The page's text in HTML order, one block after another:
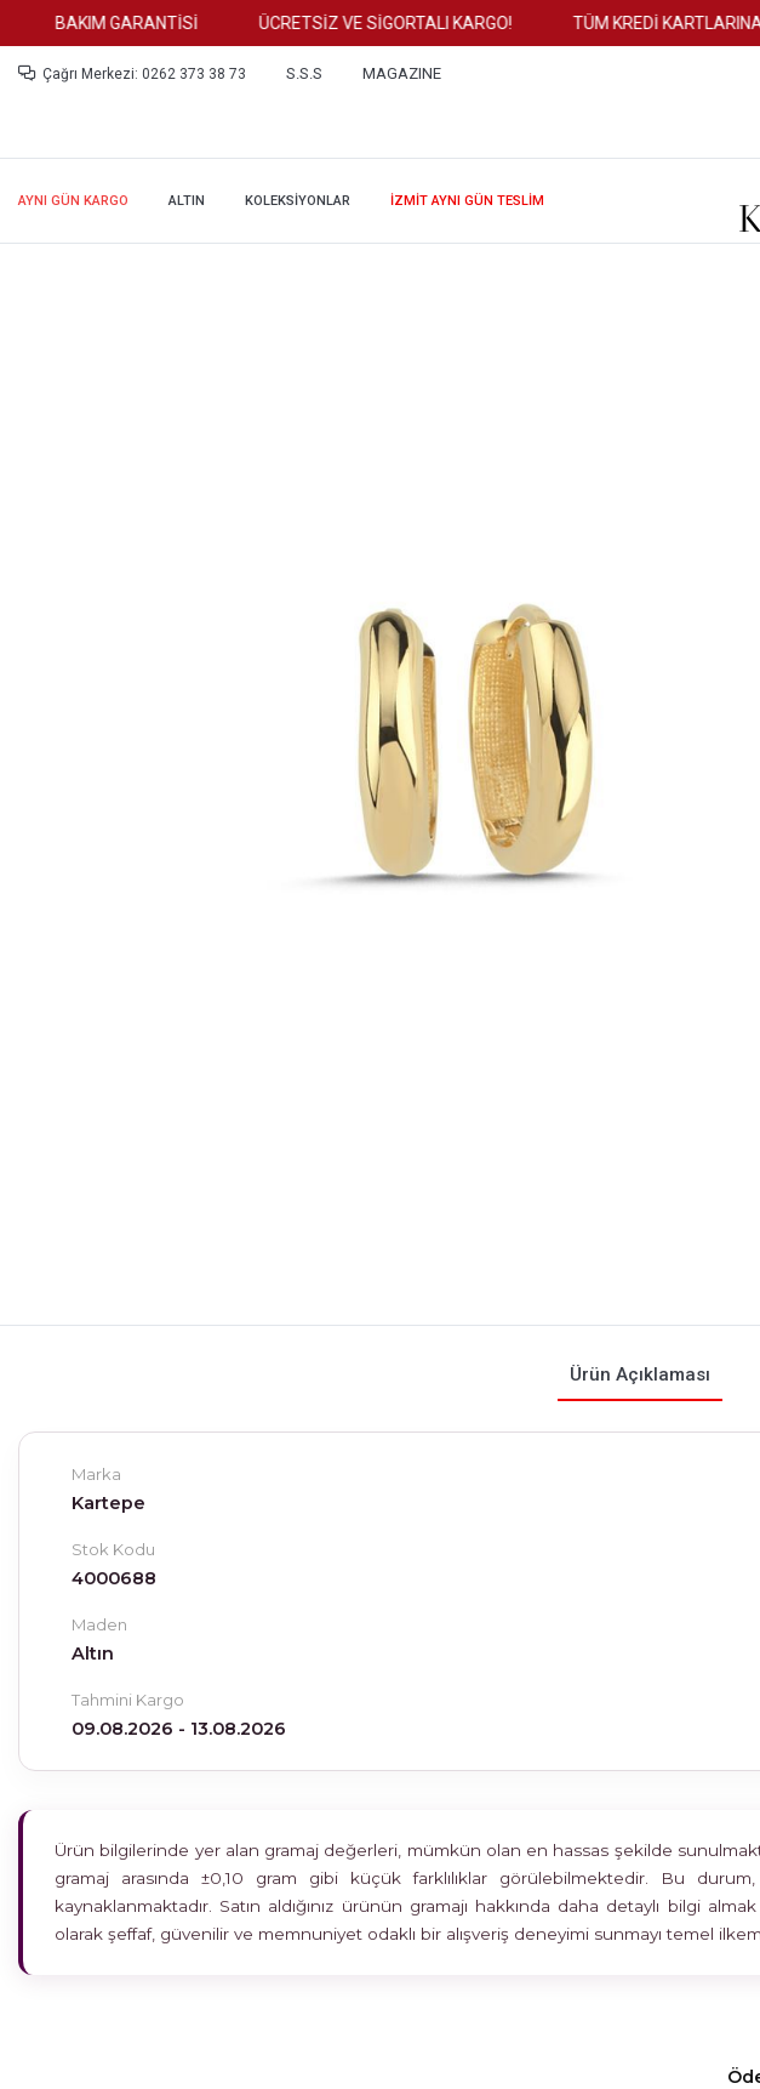
BAKIM GARANTİSİ ÜCRETSİZ VE SİGORTALI KARGO! TÜM KREDİ KARTLARINA
Çağrı Merkezi: 0262 373 38 73 S.S.S MAGAZINE
AYNI GÜN KARGO ALTIN KOLEKSİYONLAR İZMİT AYNI GÜN TESLİM
Ürün Açıklaması
Marka
Kartepe
Stok Kodu
4000688
Maden
Altın
Tahmini Kargo
09.08.2026 - 13.08.2026
Ürün bilgilerinde yer alan gramaj değerleri, mümkün olan en hassas şekilde
gramaj arasında ±0,10 gram gibi küçük farklılıklar görülebilmektedir. Bu
kaynaklanmaktadır. Satın aldığınız ürünün gramajı hakkında daha detaylı bilgi
olarak şeffaf, güvenilir ve memnuniyet odaklı bir alışveriş deneyimi sunmayı temel